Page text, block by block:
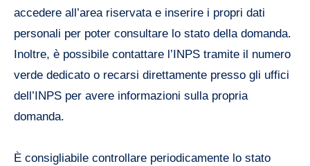
accedere all’area riservata e inserire i propri dati
personali per poter consultare lo stato della domanda.
Inoltre, è possibile contattare l’INPS tramite il numero
verde dedicato o recarsi direttamente presso gli uffici
dell’INPS per avere informazioni sulla propria
domanda.
È consigliabile controllare periodicamente lo stato